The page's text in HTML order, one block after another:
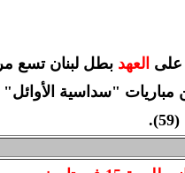
على العهد
"سداسية